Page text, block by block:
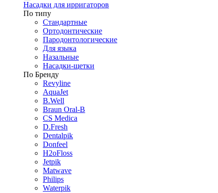
Насадки для ирригаторов
По типу
Стандартные
Ортодонтические
Пародонтологические
Для языка
Назальные
Насадки-щетки
По Бренду
Revyline
AquaJet
B.Well
Braun Oral-B
CS Medica
D.Fresh
Dentalpik
Donfeel
H2oFloss
Jetpik
Matwave
Philips
Waterpik